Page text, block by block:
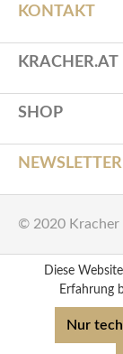
KONTAKT
KRACHER.AT
SHOP
NEWSLETTER
© 2020 Kracher
Diese
Erfahrung
Nur